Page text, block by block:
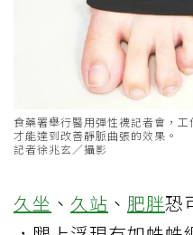
食藥署舉行醫用彈性襪記者會，
才能達到改善靜脈曲張的效果。
記者徐兆玄／攝影
久坐 、 久站 、 肥胖恐